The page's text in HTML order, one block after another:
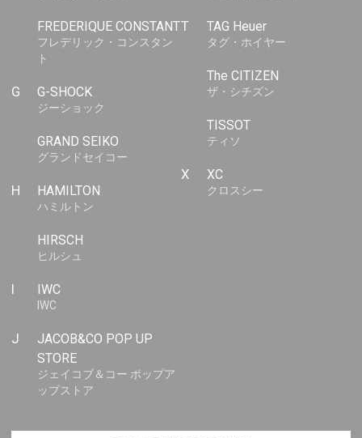
FREDERIQUE CONSTANT
フレデリック・コンスタン
ト
G G-SHOCK
ジーショック
GRAND SEIKO
グランドセイコー
H HAMILTON
ハミルトン
HIRSCH
ヒルシュ
I IWC
IWC
J
JACOB&CO POP UP
STORE
ジェイコブ＆コー ポップア
ップストア
T TAG Heuer
タグ・ホイヤー
The CITIZEN
ザ・シチズン
TISSOT
ティソ
X XC
クロスシー